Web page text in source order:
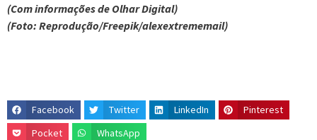
(Com informações de Olhar Digital)
(Foto: Reprodução/Freepik/alexextrememail)
Facebook Twitter LinkedIn
Pinterest
Pocket
WhatsApp